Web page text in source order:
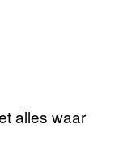
alles waar